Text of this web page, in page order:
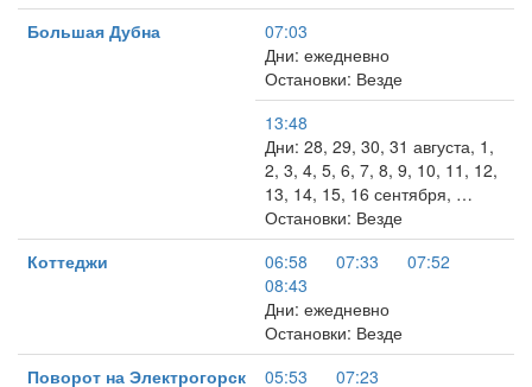
Большая Дубна
07:03
Дни: ежедневно
Остановки: Везде
13:48
Дни: 28, 29, 30, 31 августа, 1,
2, 3, 4, 5, 6, 7, 8, 9, 10, 11, 12,
13, 14, 15, 16 сентября, …
Остановки: Везде
Коттеджи
06:58 07:33
07:52
08:43
Дни: ежедневно
Остановки: Везде
Поворот на Электрогорск
05:53
07:23